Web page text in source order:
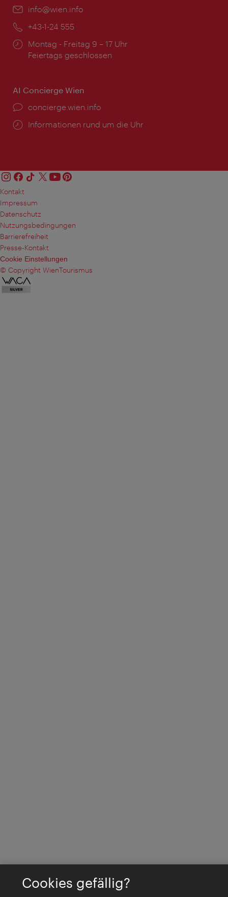
Email:
info@wien.info
Telefon:
+43-1-24 555
Öffnungszeiten:
Montag - Freitag 9 – 17 Uhr
Feiertags geschlossen
AI Concierge Wien
Ort:
concierge.wien.info
Öffnungszeiten:
Informationen rund um die Uhr
Kontakt
Impressum
Datenschutz
Nutzungsbedingungen
Barrierefreiheit
Presse-Kontakt
Cookie Einstellungen
© Copyright WienTourismus
Cookies gefällig?